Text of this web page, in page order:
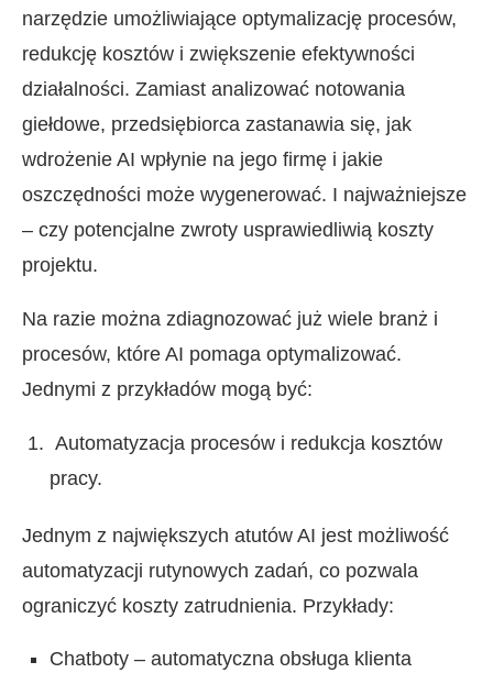
narzędzie umożliwiające optymalizację procesów,
redukcję kosztów i zwiększenie efektywności
działalności. Zamiast analizować notowania
giełdowe, przedsiębiorca zastanawia się, jak
wdrożenie AI wpłynie na jego firmę i jakie
oszczędności może wygenerować. I najważniejsze
– czy potencjalne zwroty usprawiedliwią koszty
projektu.
Na razie można zdiagnozować już wiele branż i
procesów, które AI pomaga optymalizować.
Jednymi z przykładów mogą być:
Automatyzacja procesów i redukcja kosztów
pracy.
Jednym z największych atutów AI jest możliwość
automatyzacji rutynowych zadań, co pozwala
ograniczyć koszty zatrudnienia. Przykłady:
Chatboty – automatyczna obsługa klienta